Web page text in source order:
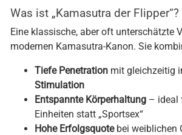
Was ist „Kamasutra der Flipper“?
Eine klassische, aber oft unterschätzte
modernen Kamasutra-Kanon. Sie
Tiefe Penetration mit gleichzeitig
Stimulation
Entspannte Körperhaltung – ideal
Einheiten statt „Sportsex“
Hohe Erfolgsquotebei weiblichen